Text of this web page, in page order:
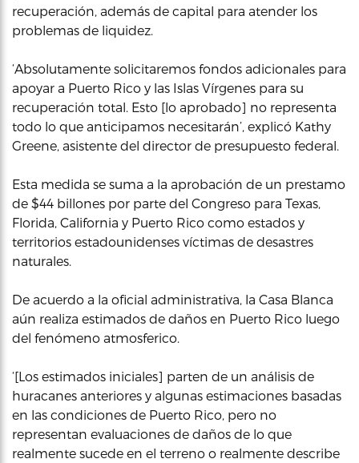
recuperación, además de capital para atender los
problemas de liquidez.
‘Absolutamente solicitaremos fondos adicionales para
apoyar a Puerto Rico y las Islas Vírgenes para su
recuperación total. Esto [lo aprobado] no representa
todo lo que anticipamos necesitarán’, explicó Kathy
Greene, asistente del director de presupuesto federal.
Esta medida se suma a la aprobación de un prestamo
de $44 billones por parte del Congreso para Texas,
Florida, California y Puerto Rico como estados y
territorios estadounidenses víctimas de desastres
naturales.
De acuerdo a la oficial administrativa, la Casa Blanca
aún realiza estimados de daños en Puerto Rico luego
del fenómeno atmosferico.
‘[Los estimados iniciales] parten de un análisis de
huracanes anteriores y algunas estimaciones basadas
en las condiciones de Puerto Rico, pero no
representan evaluaciones de daños de lo que
realmente sucede en el terreno o realmente describe